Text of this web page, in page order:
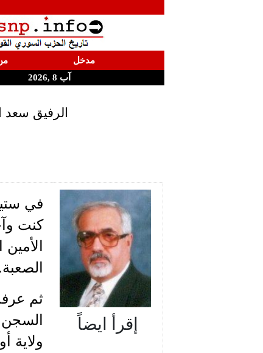
مدخل
آب 8 ,2026
الرفيق سعد
إقرأ ايضاً
كنت
الصعبة.
ثم
ولاية